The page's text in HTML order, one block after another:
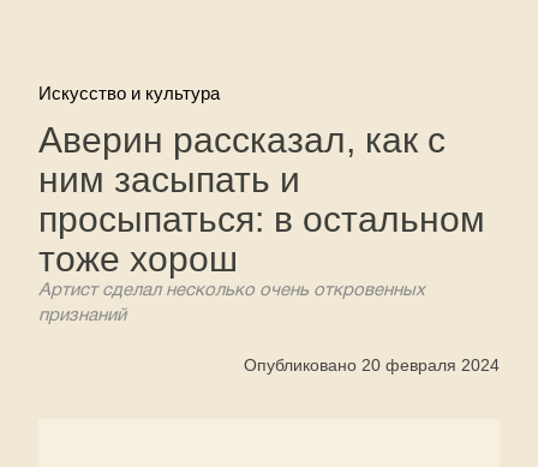
Искусство и культура
Аверин рассказал, как с
ним засыпать и
просыпаться: в остальном
тоже хорош
Артист сделал несколько очень откровенных
признаний
Опубликовано 20 февраля 2024